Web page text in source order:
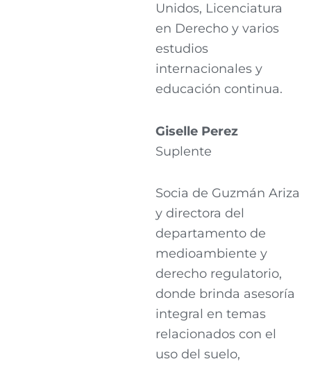
Unidos, Licenciatura
en Derecho y varios
estudios
internacionales y
educación continua.
Giselle Perez
Suplente
Socia de Guzmán Ariza
y directora del
departamento de
medioambiente y
derecho regulatorio,
donde brinda asesoría
integral en temas
relacionados con el
uso del suelo,